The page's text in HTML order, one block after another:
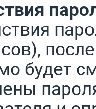
будет